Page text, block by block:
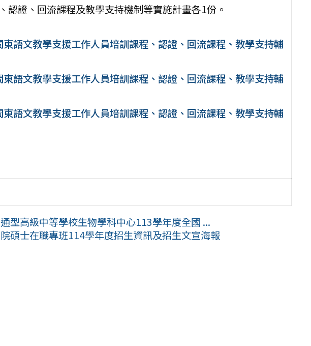
認證、回流課程及教學支持機制等實施計畫各1份。
語文教學支援工作人員培訓課程、認證、回流課程、教學支持輔
語文教學支援工作人員培訓課程、認證、回流課程、教學支持輔
語文教學支援工作人員培訓課程、認證、回流課程、教學支持輔
型高級中等學校生物學科中心113學年度全國 ...
碩士在職專班114學年度招生資訊及招生文宣海報